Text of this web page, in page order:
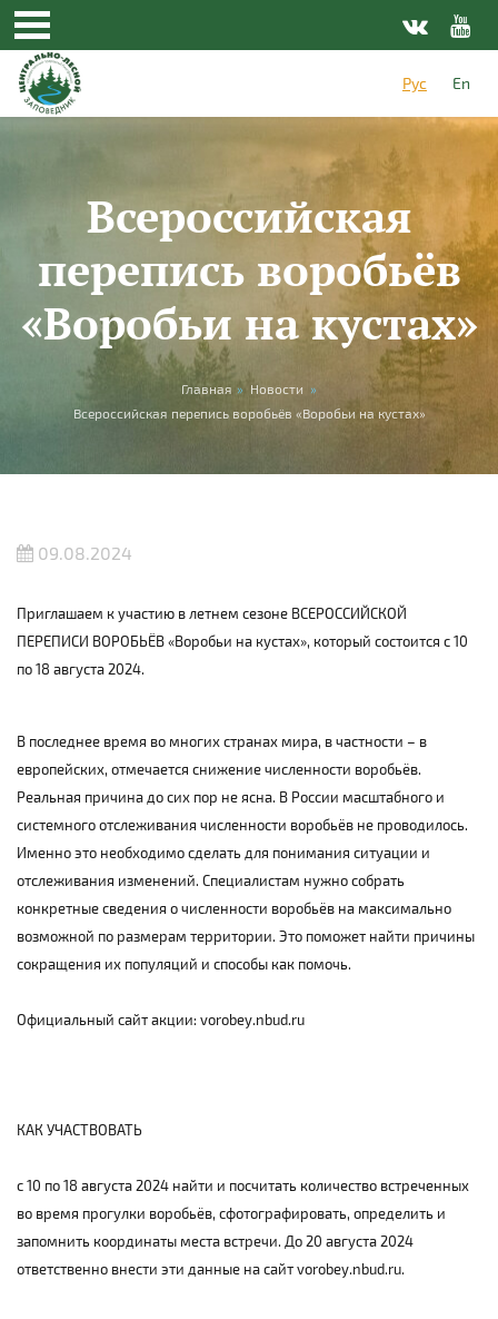
Перейти к основному содержанию
Рус
En
Всероссийская
перепись воробьёв
«Воробьи на кустах»
Вы здесь Главная » Новости »
Всероссийская перепись воробьёв «Воробьи на кустах»
09.08.2024
Приглашаем к участию в летнем сезоне ВСЕРОССИЙСКОЙ
ПЕРЕПИСИ ВОРОБЬЁВ «Воробьи на кустах», который состоится с 10
по 18 августа 2024.
В последнее время во многих странах мира, в частности – в
европейских, отмечается снижение численности воробьёв.
Реальная причина до сих пор не ясна. В России масштабного и
системного отслеживания численности воробьёв не проводилось.
Именно это необходимо сделать для понимания ситуации и
отслеживания изменений. Специалистам нужно собрать
конкретные сведения о численности воробьёв на максимально
возможной по размерам территории. Это поможет найти причины
сокращения их популяций и способы как помочь.
Официальный сайт акции: vorobey.nbud.ru
КАК УЧАСТВОВАТЬ
с 10 по 18 августа 2024 найти и посчитать количество встреченных
во время прогулки воробьёв, сфотографировать, определить и
запомнить координаты места встречи. До 20 августа 2024
ответственно внести эти данные на сайт vorobey.nbud.ru.